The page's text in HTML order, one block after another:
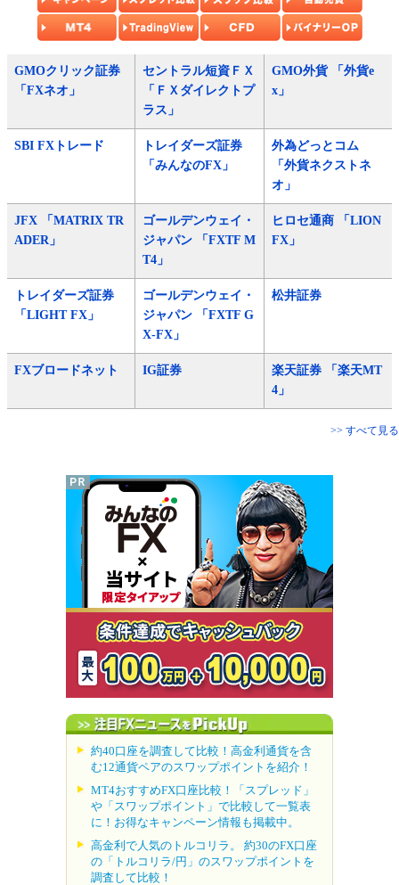
GMOクリック証券
「FXネオ」
セントラル短資ＦＸ
「ＦＸダイレクトプ
ラス」
GMO外貨 「外貨e
x」
SBI FXトレード
トレイダーズ証券
「みんなのFX」
外為どっとコム
「外貨ネクストネ
オ」
JFX 「MATRIX TR
ADER」
ゴールデンウェイ・
ジャパン 「FXTF M
T4」
ヒロセ通商 「LION
FX」
トレイダーズ証券
「LIGHT FX」
ゴールデンウェイ・
ジャパン 「FXTF G
X-FX」
松井証券
FXブロードネット IG証券
楽天証券 「楽天MT
4」
>> すべて見る
約40口座を調査して比較！高金利通貨を含
む12通貨ペアのスワップポイントを紹介！
MT4おすすめFX口座比較！「スプレッド」
や「スワップポイント」で比較して一覧表
に！お得なキャンペーン情報も掲載中。
高金利で人気のトルコリラ。 約30のFX口座
の「トルコリラ/円」のスワップポイントを
調査して比較！